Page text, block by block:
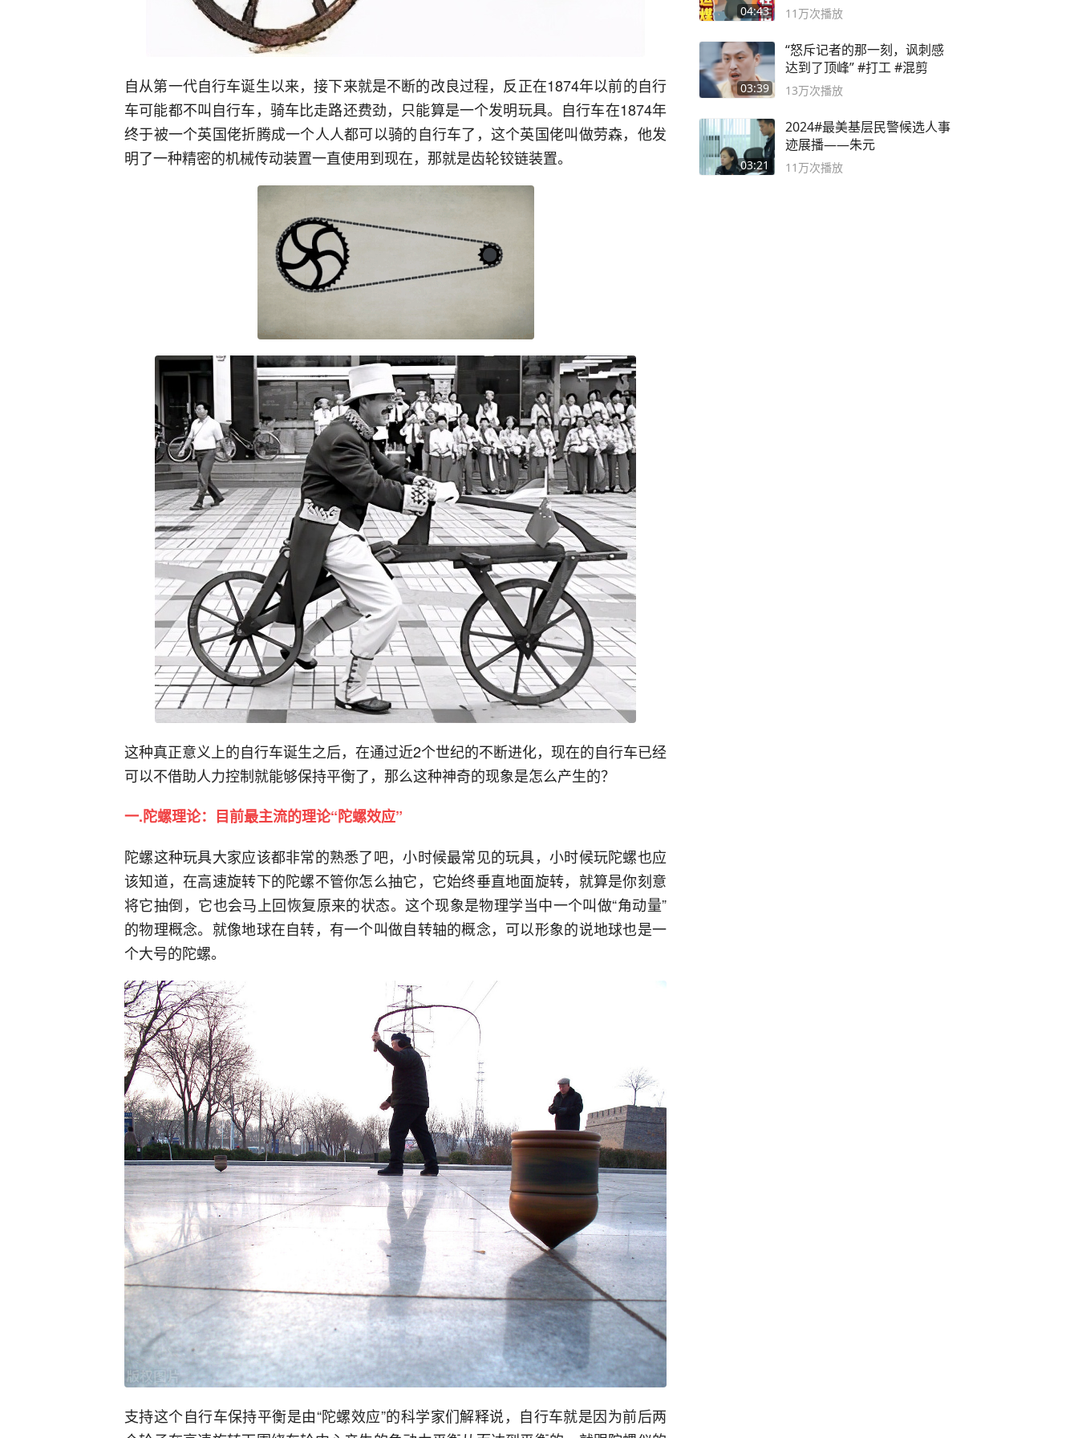
自从第一代自行车诞生以来，接下来就是不断的改良过程，反正在1874年以前的自行
车可能都不叫自行车，骑车比走路还费劲，只能算是一个发明玩具。自行车在1874年
终于被一个英国佬折腾成一个人人都可以骑的自行车了，这个英国佬叫做劳森，他发
明了一种精密的机械传动装置一直使用到现在，那就是齿轮铰链装置。
这种真正意义上的自行车诞生之后，在通过近2个世纪的不断进化，现在的自行车已经
可以不借助人力控制就能够保持平衡了，那么这种神奇的现象是怎么产生的？
一.陀螺理论：目前最主流的理论“陀螺效应”
陀螺这种玩具大家应该都非常的熟悉了吧，小时候最常见的玩具，小时候玩陀螺也应
该知道，在高速旋转下的陀螺不管你怎么抽它，它始终垂直地面旋转，就算是你刻意
将它抽倒，它也会马上回恢复原来的状态。这个现象是物理学当中一个叫做“角动量”
的物理概念。就像地球在自转，有一个叫做自转轴的概念，可以形象的说地球也是一
个大号的陀螺。
支持这个自行车保持平衡是由“陀螺效应”的科学家们解释说，自行车就是因为前后两
04:43 无路可走
11万次播放
03:39
“怒斥记者的那一刻，讽刺感
达到了顶峰” #打工 #混剪
13万次播放
03:21
2024#最美基层民警候选人事
迹展播——朱元
11万次播放